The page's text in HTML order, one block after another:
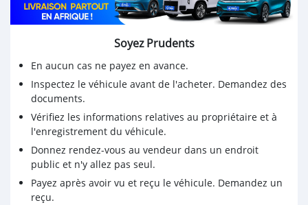
Soyez Prudents
En aucun cas ne payez en avance.
Inspectez le véhicule avant de l'acheter. Demandez des
documents.
Vérifiez les informations relatives au propriétaire et à
l'enregistrement du véhicule.
Donnez rendez-vous au vendeur dans un endroit
public et n'y allez pas seul.
Payez après avoir vu et reçu le véhicule. Demandez un
reçu.